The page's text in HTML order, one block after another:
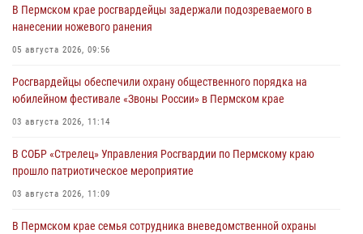
В Пермском крае росгвардейцы задержали подозреваемого в
нанесении ножевого ранения
05 августа 2026, 09:56
Росгвардейцы обеспечили охрану общественного порядка на
юбилейном фестивале «Звоны России» в Пермском крае
03 августа 2026, 11:14
В СОБР «Стрелец» Управления Росгвардии по Пермскому краю
прошло патриотическое мероприятие
03 августа 2026, 11:09
В Пермском крае семья сотрудника вневедомственной охраны